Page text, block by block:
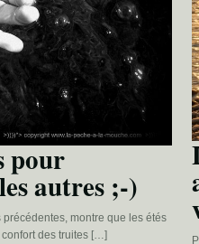
pour
autres ;-)
montre que les étés
des truites […]